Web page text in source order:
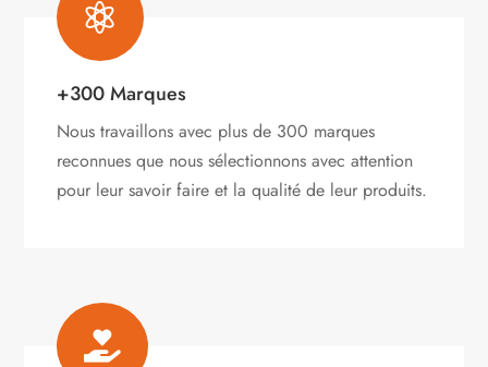

+300 Marques
Nous travaillons avec plus de 300 marques
reconnues que nous sélectionnons avec attention
pour leur savoir faire et la qualité de leur produits.
